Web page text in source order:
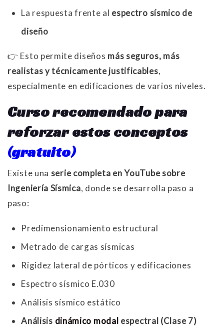
La respuesta frente al espectro sísmico de
diseño
👉 Esto permite diseños más seguros, más
realistas y técnicamente justificables,
especialmente en edificaciones de varios niveles.
Curso recomendado para
reforzar estos conceptos
(gratuito)
Existe una serie completa en YouTube sobre
Ingeniería Sísmica, donde se desarrolla paso a
paso:
Predimensionamiento estructural
Metrado de cargas sísmicas
Rigidez lateral de pórticos y edificaciones
Espectro sísmico E.030
Análisis sísmico estático
Análisis dinámico modal espectral (Clase 7)